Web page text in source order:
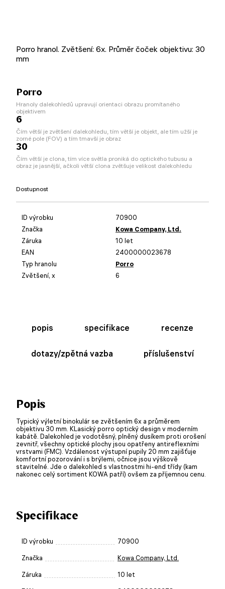
Porro hranol. Zvětšení: 6x. Průměr čoček objektivu: 30
mm
Porro
Hranoly dalekohledů upravují orientaci obrazu promítaného
objektivem
6
Čím větší je zvětšení dalekohledu, tím větší je objekt, ale tím užší je
zorné pole (FOV) a tím tmavší je obraz
30
Čím větší je clona, tím více světla proniká do optického tubusu a
obraz je jasnější, ačkoli větší clona zvětšuje velikost dalekohledu
Dostupnost
ID výrobku
70900
Značka
Kowa Company, Ltd.
Záruka
10 let
EAN
2400000023678
Typ hranolu
Porro
Zvětšení, x
6
popis specifikace recenze
dotazy/zpětná vazba příslušenství
Popis
Typický výletní binokulár se zvětšením 6x a průměrem
objektivu 30 mm. KLasický porro optický design v moderním
kabátě. Dalekohled je vodotěsný, plněný dusíkem proti orošení
zevnitř, všechny optické plochy jsou opatřeny antireflexními
vrstvami (FMC). Vzdálenost výstupní pupily 20 mm zajišťuje
komfortní pozorování i s brýlemi, očnice jsou výškově
stavitelné. Jde o dalekohled s vlastnostmi hi-end třídy (kam
nakonec celý sortiment KOWA patří) ovšem za příjemnou cenu.
Specifikace
ID výrobku 70900
Značka Kowa Company, Ltd.
Záruka 10 let